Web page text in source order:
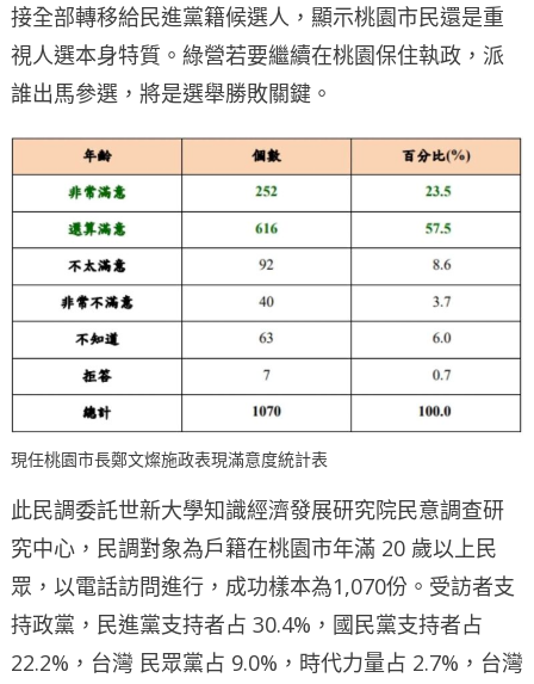
接全部轉移給民進黨籍候選人，顯示桃園市民還是重
視人選本身特質。綠營若要繼續在桃園保住執政，派
誰出馬參選，將是選舉勝敗關鍵。
現任桃園市長鄭文燦施政表現滿意度統計表
此民調委託世新大學知識經濟發展研究院民意調查研
究中心，民調對象為戶籍在桃園市年滿 20 歲以上民
眾，以電話訪問進行，成功樣本為1,070份。受訪者支
持政黨，民進黨支持者占 30.4%，國民黨支持者占
22.2%，台灣 民眾黨占 9.0%，時代力量占 2.7%，台灣